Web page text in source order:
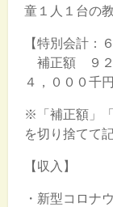
童１人１台の
【特別会計：
補正額 ９
４，０００千
※「補正額」
を切り捨てて
【収入】
・新型コロ